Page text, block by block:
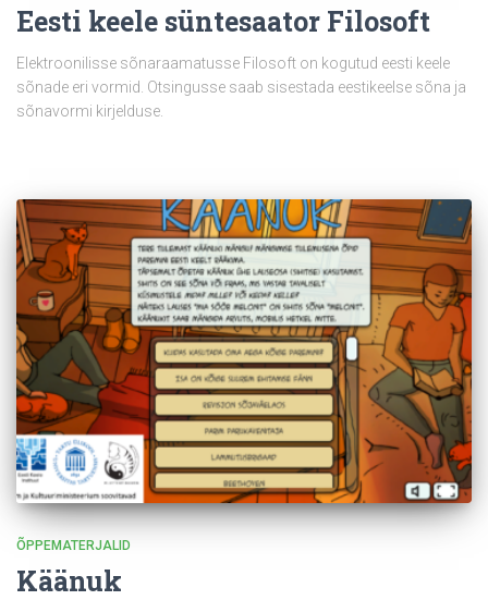
Eesti keele süntesaator Filosoft
Elektroonilisse sõnaraamatusse Filosoft on kogutud eesti keele
sõnade eri vormid. Otsingusse saab sisestada eestikeelse sõna ja
sõnavormi kirjelduse.
ÕPPEMATERJALID
Käänuk